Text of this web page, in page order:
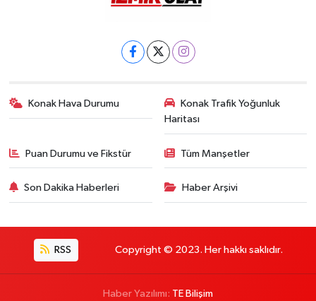
Konak Hava Durumu
Konak Trafik Yoğunluk
Haritası
Puan Durumu ve Fikstür Tüm Manşetler
Son Dakika Haberleri Haber Arşivi
RSS Copyright © 2023. Her hakkı saklıdır.
Haber Yazılımı: TE Bilişim